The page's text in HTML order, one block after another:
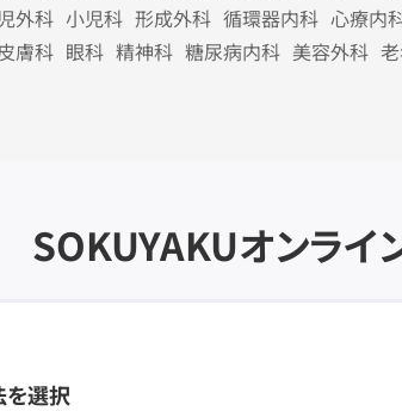
外科 小児科 形成外科 循環器内科 心療内
膚科 眼科 精神科 糖尿病内科 美容外科
SOKUYAKUオンライ
選択